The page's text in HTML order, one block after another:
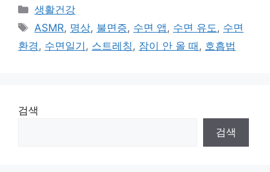
카
테
리
생활건강
태
그
ASMR, 명상, 불면증, 수면 앱 , 수면 유도 , 수면
환경 , 수면일기 , 스트레칭 , 잠이 안 올 때 , 호흡법
검색
검색